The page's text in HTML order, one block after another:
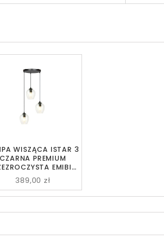
WISZĄCA ISTAR 3
CZARNA PREMIUM
EMIBIG
679/3PREM
389,00 zł